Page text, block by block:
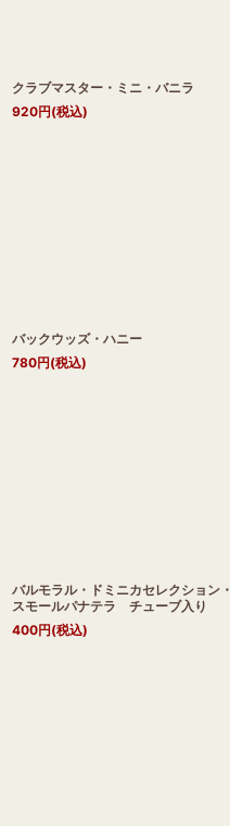
クラブマスター・ミニ・バニラ
920円(税込)
バックウッズ・ハニー
780円(税込)
バルモラル・ドミニカセレクション・
スモールパナテラ チューブ入り
400円(税込)